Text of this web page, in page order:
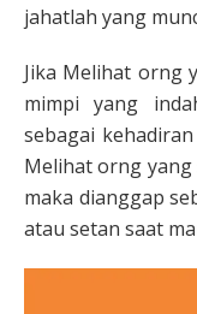
jahatlah yang
Jika Melihat orng
mimpi yang
sebagai
Melihat orng
maka dianggap
atau setan saat